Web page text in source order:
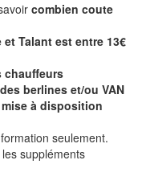
combien coute
Talant est entre 13€
chauffeurs
berlines et/ou VAN
à disposition
seulement.
suppléments